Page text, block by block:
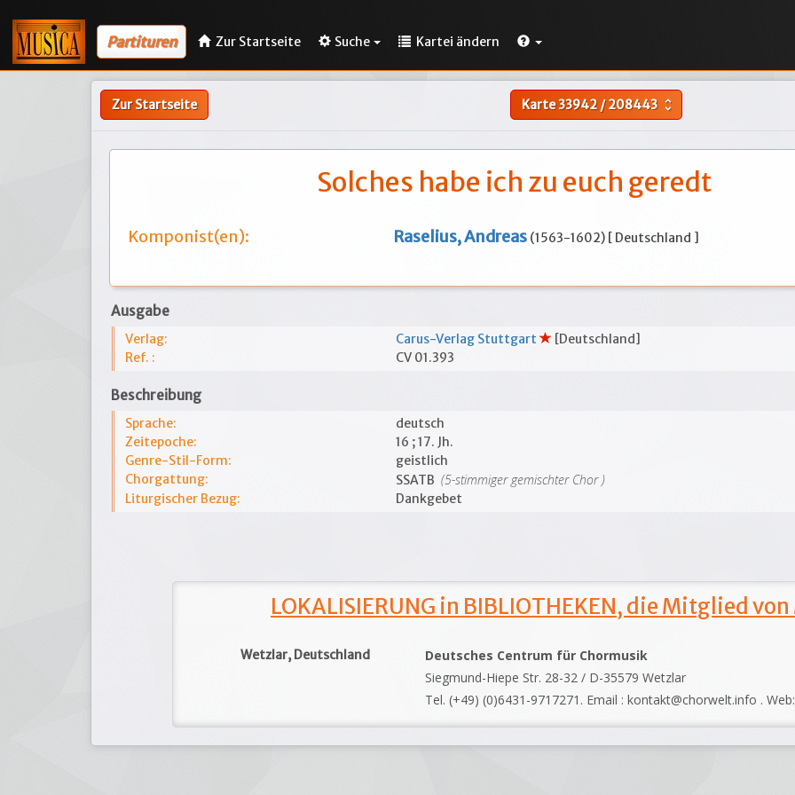
Partituren Zur Startseite Suche Kartei ändern
Zur Startseite Karte33942/208443 unfold_more
Solches habe ich zu euch geredt
Komponist(en): Raselius, Andreas (1563-1602) [ Deutschland ]
Ausgabe
Verlag: Carus-Verlag Stuttgart
[Deutschland]
Ref. :
CV 01.393
Beschreibung
Sprache:
deutsch
Zeitepoche:
16 ; 17. Jh.
Genre-Stil-Form:
geistlich
Chorgattung:
SSATB (5-stimmiger gemischter Chor )
Liturgischer Bezug: Dankgebet
LOKALISIERUNG in BIBLIOTHEKEN, die Mitglied von
Wetzlar, Deutschland
Deutsches Centrum für Chormusik
Siegmund-Hiepe Str. 28-32 / D-35579 Wetzlar
Tel. (+49) (0)6431-9717271. Email : kontakt@chorwelt.info .